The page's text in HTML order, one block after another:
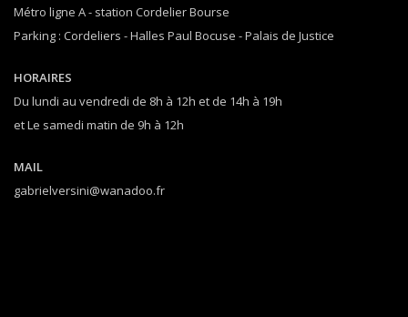
Métro ligne A - station Cordelier Bourse
Parking : Cordeliers - Halles Paul Bocuse - Palais de Justice
HORAIRES
Du lundi au vendredi de 8h à 12h et de 14h à 19h
et Le samedi matin de 9h à 12h
MAIL
gabrielversini@wanadoo.fr